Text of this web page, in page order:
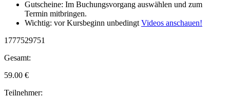
Gutscheine: Im Buchungsvorgang auswählen und zum
Termin mitbringen.
Wichtig: vor Kursbeginn unbedingt Videos anschauen!
1777529751
Gesamt:
59.00 €
Teilnehmer: